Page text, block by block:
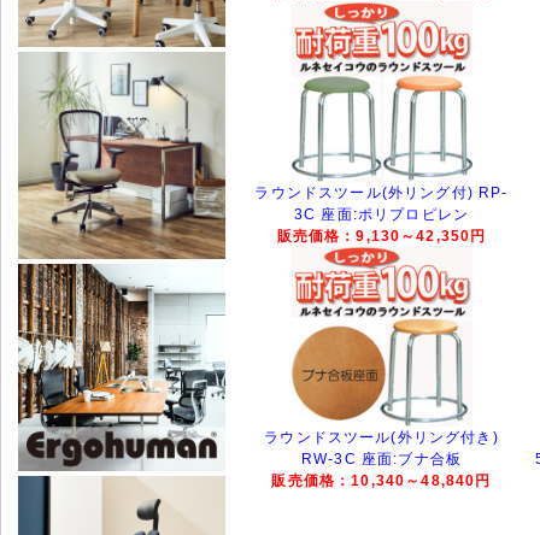
ラウンドスツール(外リング付) RP-
3C 座面:ポリプロピレン
販売価格：9,130～42,350円
ラウンドスツール(外リング付き)
RW-3C 座面:ブナ合板
販売価格：10,340～48,840円